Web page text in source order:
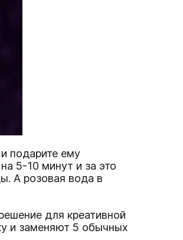
подарите ему
5-10 минут и за это
А розовая вода в
для креативной
и заменяют 5 обычных